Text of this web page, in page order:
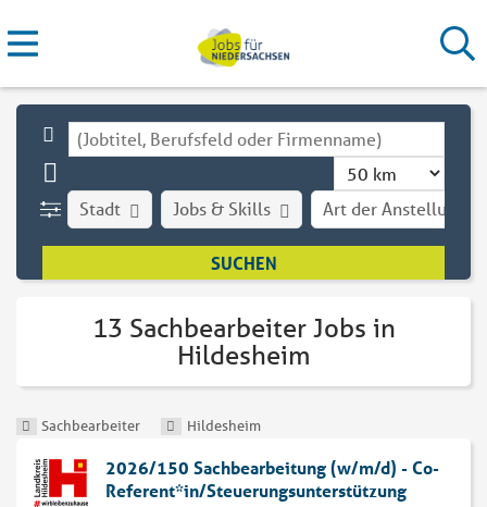
Stadt Art der Anstellung
Jobs & Skills
13 Sachbearbeiter Jobs in
Hildesheim
Sachbearbeiter Hildesheim
2026/150 Sachbearbeitung (w/m/d) - Co-
Referent*in/Steuerungsunterstützung